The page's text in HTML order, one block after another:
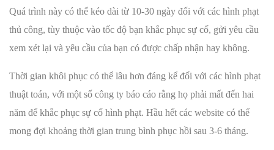
Quá trình này có thể kéo dài từ 10-30 ngày đối với các hình phạt
thủ công, tùy thuộc vào tốc độ bạn khắc phục sự cố, gửi yêu cầu
xem xét lại và yêu cầu của bạn có được chấp nhận hay không.
Thời gian khôi phục có thể lâu hơn đáng kể đối với các hình phạt
thuật toán, với một số công ty báo cáo rằng họ phải mất đến hai
năm để khắc phục sự cố hình phạt. Hầu hết các website có thể
mong đợi khoảng thời gian trung bình phục hồi sau 3-6 tháng.